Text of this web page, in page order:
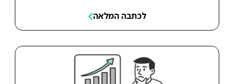
לכתבה המלאה